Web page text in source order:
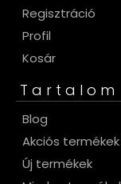
Regisztráció
Profil
Kosár
Tartalom
Blog
Akciós termékek
Új termékek